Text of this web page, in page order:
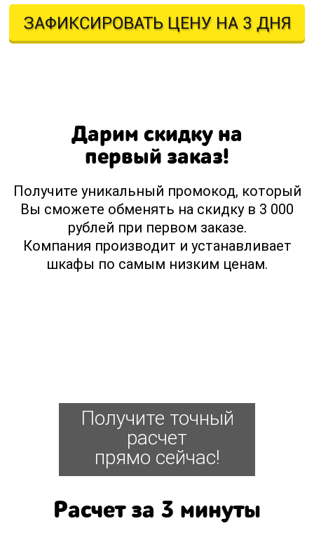
ЗАФИКСИРОВАТЬ ЦЕНУ НА 3 ДНЯ
Оставляя свои контактные данные, вы подтверждаете свое совершеннолетие,
Дарим скидку на
первый заказ!
Получите уникальный промокод, который
Вы сможете обменять на скидку в 3 000
рублей при первом заказе.
Компания производит и устанавливает
шкафы по самым низким ценам.
Получите точный
расчет
прямо сейчас!
Расчет за 3 минуты